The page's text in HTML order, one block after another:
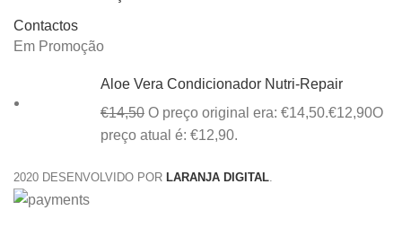
Contactos
Em Promoção
Aloe Vera Condicionador Nutri-Repair
€14,50 O preço original era: €14,50.€12,90O
preço atual é: €12,90.
2020 DESENVOLVIDO POR LARANJA DIGITAL